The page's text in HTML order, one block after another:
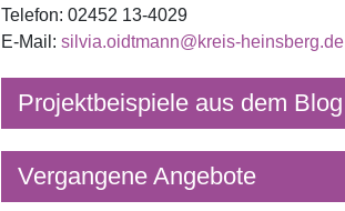
Telefon: 02452 13-4029
E-Mail: silvia.oidtmann@kreis-heinsberg.de
Projektbeispiele aus dem Blog
Vergangene Angebote